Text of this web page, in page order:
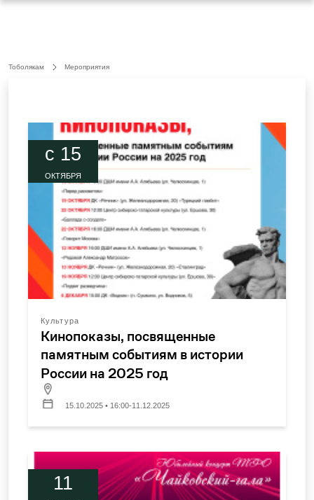
Тоболякам Мероприятия
c 15
ОКТЯБРЯ
Культура
Кинопоказы, посвященные
памятным событиям в истории
России на 2025 год
15.10.2025 • 16:00-11.12.2025
11